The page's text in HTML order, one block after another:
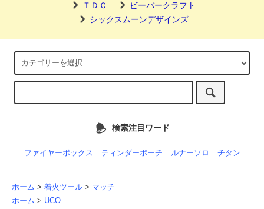
ＴＤＣ
ビーバークラフト
シックスムーンデザインズ
検索注目ワード
ファイヤーボックス ティンダーポーチ ルナーソロ チタン
ホーム > 着火ツール > マッチ
ホーム > UCO